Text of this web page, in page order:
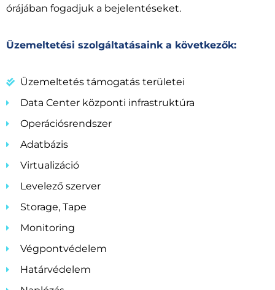
órájában fogadjuk a bejelentéseket.
Üzemeltetési szolgáltatásaink a következők:
Üzemeltetés támogatás területei
Data Center központi infrastruktúra
Operációsrendszer
Adatbázis
Virtualizáció
Levelező szerver
Storage, Tape
Monitoring
Végpontvédelem
Határvédelem